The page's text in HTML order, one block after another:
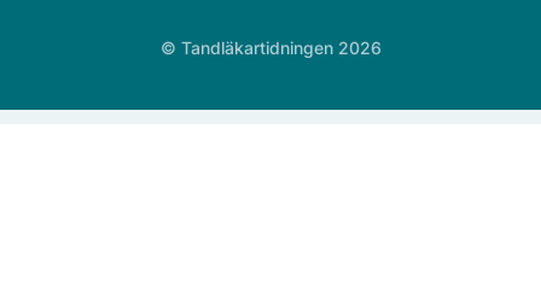
© Tandläkartidningen 2026